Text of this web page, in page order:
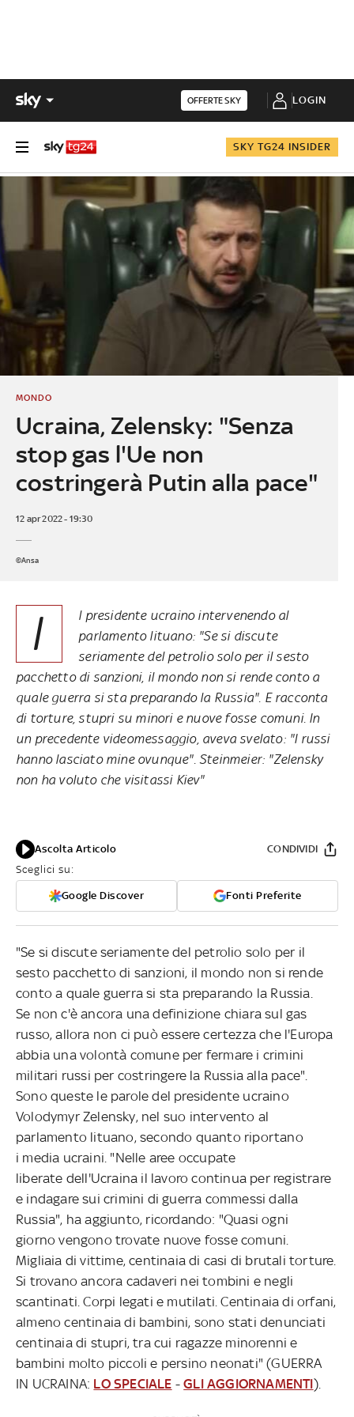
OFFERTE SKY LOGIN
SKY TG24 INSIDER
Ucraina, Zelensky: "Senza
stop gas l'Ue non
costringerà Putin alla pace"
MONDO
12 apr 2022 - 19:30
©Ansa
I
l presidente ucraino intervenendo al
parlamento lituano: "Se si discute
seriamente del petrolio solo per il sesto
pacchetto di sanzioni, il mondo non si rende conto a
quale guerra si sta preparando la Russia". E racconta
di torture, stupri su minori e nuove fosse comuni. In
un precedente videomessaggio, aveva svelato: "I russi
hanno lasciato mine ovunque". Steinmeier: "Zelensky
non ha voluto che visitassi Kiev"
Ascolta Articolo
Sceglici su:
Google Discover Fonti Preferite
CONDIVIDI
"Se si discute seriamente del petrolio solo per il
sesto pacchetto di sanzioni, il mondo non si rende
conto a quale guerra si sta preparando la Russia.
Se non c'è ancora una definizione chiara sul gas
russo, allora non ci può essere certezza che l'Europa
abbia una volontà comune per fermare i crimini
militari russi per costringere la Russia alla pace".
Sono queste le parole del presidente ucraino
Volodymyr Zelensky, nel suo intervento al
parlamento lituano, secondo quanto riportano
i media ucraini. "Nelle aree occupate
liberate dell'Ucraina il lavoro continua per registrare
e indagare sui crimini di guerra commessi dalla
Russia", ha aggiunto, ricordando: "Quasi ogni
giorno vengono trovate nuove fosse comuni.
Migliaia di vittime, centinaia di casi di brutali torture.
Si trovano ancora cadaveri nei tombini e negli
scantinati. Corpi legati e mutilati. Centinaia di orfani,
almeno centinaia di bambini, sono stati denunciati
centinaia di stupri, tra cui ragazze minorenni e
bambini molto piccoli e persino neonati" (GUERRA
IN UCRAINA: LO SPECIALE -GLI AGGIORNAMENTI).